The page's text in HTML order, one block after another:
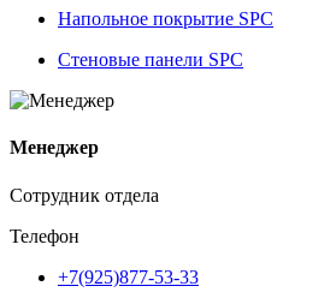
Напольное покрытие SPC
Стеновые панели SPC
Менеджер
Сотрудник отдела
Телефон
+7(925)877-53-33